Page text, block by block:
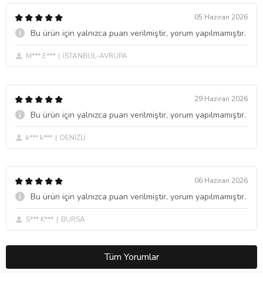
05 Haziran 2026
Bu ürün için yalnızca puan verilmiştir, yorum yapılmamıştır.
M*** E*** İSTANBUL-AVRUPA
29 Haziran 2026
Bu ürün için yalnızca puan verilmiştir, yorum yapılmamıştır.
k*** k*** DENİZLİ
06 Haziran 2026
Bu ürün için yalnızca puan verilmiştir, yorum yapılmamıştır.
S*** K*** BURSA
Tüm Yorumlar